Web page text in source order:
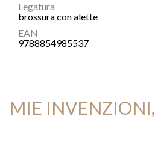
Legatura
brossura con alette
EAN
9788854985537
MIE